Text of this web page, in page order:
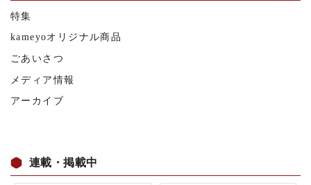
特集
kameyoオリジナル商品
ごあいさつ
メディア情報
アーカイブ
連載・掲載中